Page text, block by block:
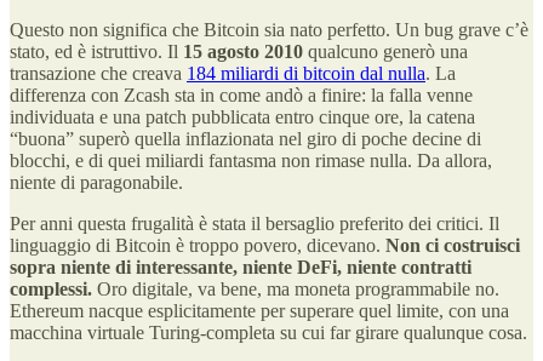
Questo non significa che Bitcoin sia nato perfetto. Un bug grave c’è
stato, ed è istruttivo. Il 15 agosto 2010 qualcuno generò una
transazione che creava 184 miliardi di bitcoin dal nulla. La
differenza con Zcash sta in come andò a finire: la falla venne
individuata e una patch pubblicata entro cinque ore, la catena
“buona” superò quella inflazionata nel giro di poche decine di
blocchi, e di quei miliardi fantasma non rimase nulla. Da allora,
niente di paragonabile.
Per anni questa frugalità è stata il bersaglio preferito dei critici. Il
linguaggio di Bitcoin è troppo povero, dicevano. Non ci costruisci
sopra niente di interessante, niente DeFi, niente contratti
complessi. Oro digitale, va bene, ma moneta programmabile no.
Ethereum nacque esplicitamente per superare quel limite, con una
macchina virtuale Turing-completa su cui far girare qualunque cosa.